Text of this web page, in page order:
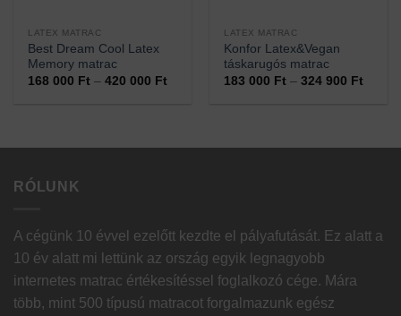
LATEX MATRAC
Best Dream Cool Latex
Memory matrac
168 000 Ft – 420 000 FtÁrtartomány:
LATEX MATRAC
Konfor Latex&Vegan
táskarugós matrac
183 000 Ft – 324 900 Ft
RÓLUNK
A cégünk 10 évvel ezelőtt kezdte el pályafutását. Ez alatt a
10 év alatt mi lettünk az ország egyik legnagyobb
internetes matrac értékesítéssel foglalkozó cége. Mára
több, mint 500 típusú matracot forgalmazunk egész